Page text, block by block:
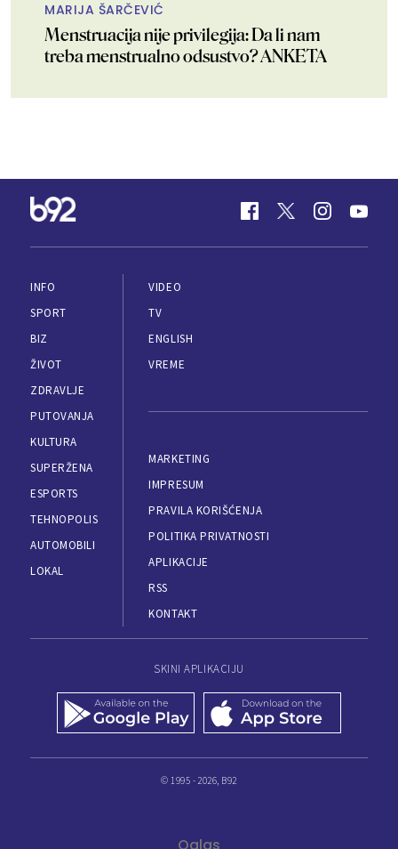
MARIJA ŠARČEVIĆ
Menstruacija nije privilegija: Da li nam
treba menstrualno odsustvo? ANKETA
INFO
SPORT
BIZ
ŽIVOT
ZDRAVLJE
PUTOVANJA
KULTURA
SUPERŽENA
ESPORTS
TEHNOPOLIS
AUTOMOBILI
LOKAL
VIDEO
TV
ENGLISH
VREME
MARKETING
IMPRESUM
PRAVILA KORIŠĆENJA
POLITIKA PRIVATNOSTI
APLIKACIJE
RSS
KONTAKT
SKINI APLIKACIJU
© 1995 - 2026, B92